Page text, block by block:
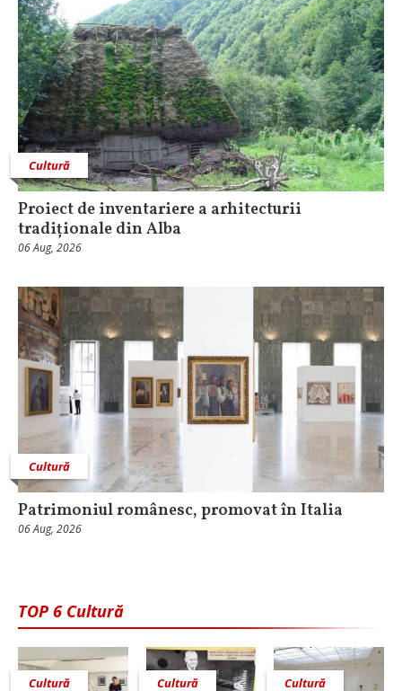
Cultură
Proiect de inventariere a arhitecturii
tradiționale din Alba
06 Aug, 2026
Cultură
Patrimoniul românesc, promovat în Italia
06 Aug, 2026
TOP 6 Cultură
Cultură Cultură Cultură